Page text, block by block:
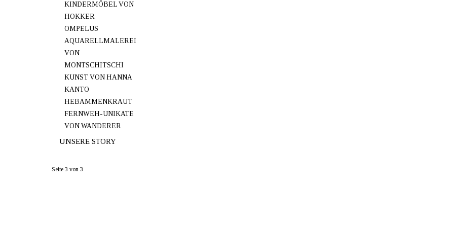
KINDERMÖBEL VON
HOKKER
OMPELUS
AQUARELLMALEREI
VON
MONTSCHITSCHI
KUNST VON HANNA
KANTO
HEBAMMENKRAUT
FERNWEH-UNIKATE
VON WANDERER
UNSERE STORY
Seite 3 von 3